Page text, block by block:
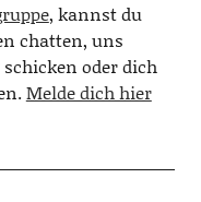
, kannst du
chatten, uns
oder dich
Melde dich hier